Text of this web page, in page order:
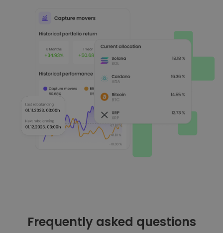
Frequently asked questions